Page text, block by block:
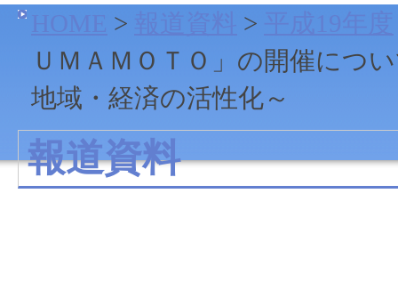
> >
ＵＭＡＭＯＴＯ」の開催につ
地域・経済の活性化～
報道資料